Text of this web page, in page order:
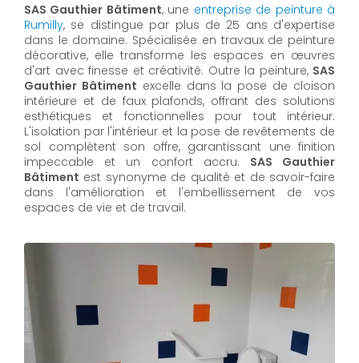
SAS Gauthier Bâtiment, une entreprise de peinture à
Rumilly, se distingue par plus de 25 ans d'expertise
dans le domaine. Spécialisée en travaux de peinture
décorative, elle transforme les espaces en œuvres
d'art avec finesse et créativité. Outre la peinture, SAS
Gauthier Bâtiment excelle dans la pose de cloison
intérieure et de faux plafonds, offrant des solutions
esthétiques et fonctionnelles pour tout intérieur.
L'isolation par l'intérieur et la pose de revêtements de
sol complètent son offre, garantissant une finition
impeccable et un confort accru. SAS Gauthier
Bâtiment est synonyme de qualité et de savoir-faire
dans l'amélioration et l'embellissement de vos
espaces de vie et de travail.